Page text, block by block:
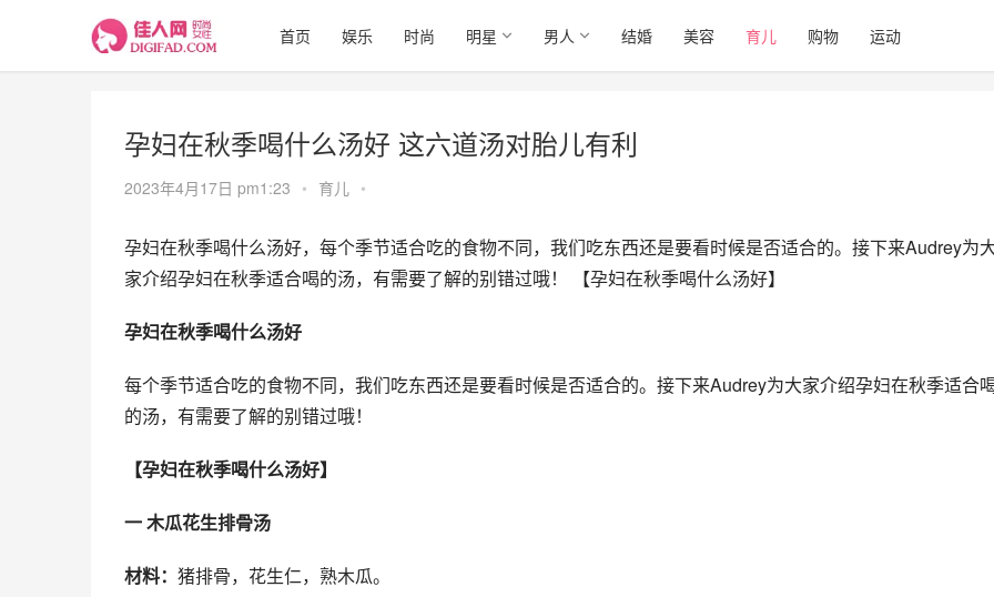
首页 娱乐 时尚 明星 男人 结婚 美容 育儿 购物 运动
孕妇在秋季喝什么汤好 这六道汤对胎儿有利
2023年4月17日 pm1:23 • 育儿 •
孕妇在秋季喝什么汤好，每个季节适合吃的食物不同，我们吃东西还是要看时候是否适合的。接下来Audrey为
家介绍孕妇在秋季适合喝的汤，有需要了解的别错过哦！ 【孕妇在秋季喝什么汤好】
孕妇在秋季喝什么汤好
每个季节适合吃的食物不同，我们吃东西还是要看时候是否适合的。接下来Audrey为大家介绍孕妇在秋季适合
的汤，有需要了解的别错过哦！
【孕妇在秋季喝什么汤好】
一 木瓜花生排骨汤
材料： 猪排骨，花生仁，熟木瓜。